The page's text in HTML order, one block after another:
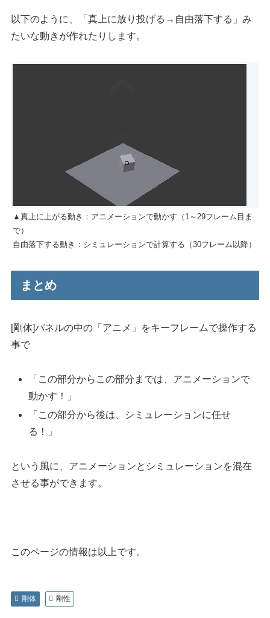
以下のように、「真上に放り投げる→自由落下する」み
たいな動きが作れたりします。
▲真上に上がる動き：アニメーションで動かす（1～29フレーム目ま
で）
自由落下する動き：シミュレーションで計算する（30フレーム以降）
まとめ
[剛体]パネルの中の「アニメ」をキーフレームで操作する
事で
「この部分からこの部分までは、アニメーションで
動かす！」
「この部分から後は、シミュレーションに任せ
る！」
という風に、アニメーションとシミュレーションを混在
させる事ができます。
このページの情報は以上です。
剛体 剛性